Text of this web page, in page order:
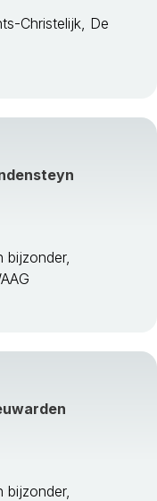
Christelijk, De
bijzonder,
bijzonder,